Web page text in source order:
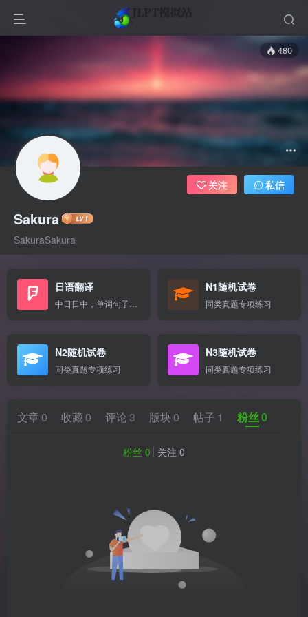
480
Sakura
SakuraSakura
关注 私信
日语翻译 N1随机试卷
同类真题专项练习
N2随机试卷
同类真题专项练习
N3随机试卷
同类真题专项练习
文章 0 收藏 0 评论 3 版块 0 帖子 1 粉丝0
粉丝 0 关注 0